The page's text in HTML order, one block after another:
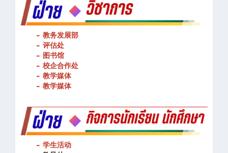
- 教务发展部
- 评估处
- 图书馆
- 校企合作处
- 教学媒体